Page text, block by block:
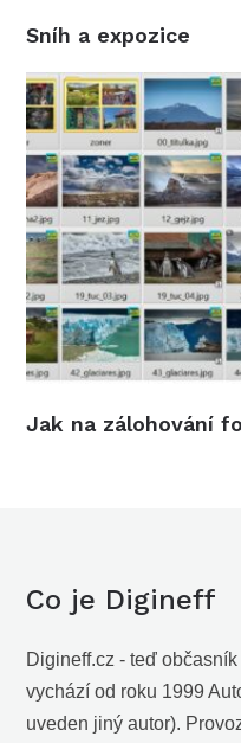
Sníh a expozice
Jak na zálohování
Co je Digineff
Digineff.cz - teď
vychází od roku 1999
uveden jiný autor).